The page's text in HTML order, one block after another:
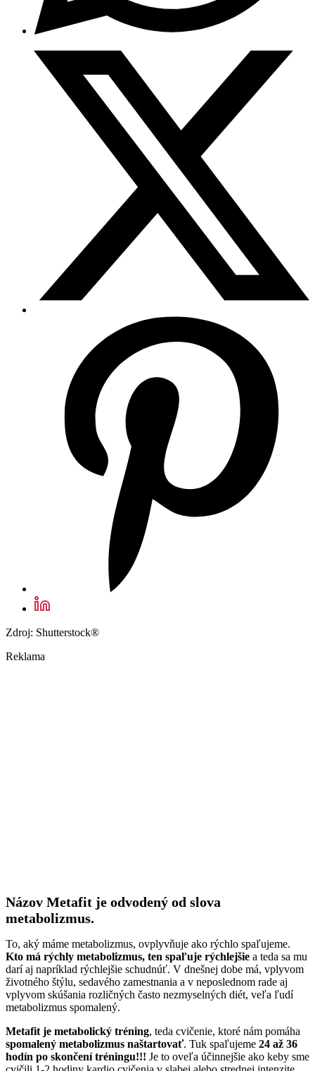
Zdroj: Shutterstock®
Reklama
Názov Metafit je odvodený od slova
metabolizmus.
To, aký máme metabolizmus, ovplyvňuje ako rýchlo spaľujeme.
Kto má rýchly metabolizmus, ten spaľuje rýchlejšie a teda sa mu
darí aj napríklad rýchlejšie schudnúť. V dnešnej dobe má, vplyvom
životného štýlu, sedavého zamestnania a v neposlednom rade aj
vplyvom skúšania rozličných často nezmyselných diét, veľa ľudí
metabolizmus spomalený.
Metafit je metabolický tréning, teda cvičenie, ktoré nám pomáha
spomalený metabolizmus naštartovať. Tuk spaľujeme 24 až 36
hodín po skončení tréningu!!! Je to oveľa účinnejšie ako keby sme